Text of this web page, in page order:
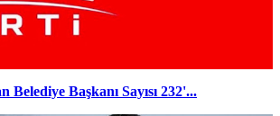
Belediye Başkanı Sayısı 232'...